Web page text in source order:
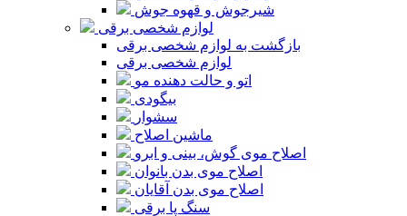
شیرجوش و قهوه جوش
لوازم شخصی برقی
بازگشت به لوازم شخصی برقی
لوازم شخصی برقی
اتو و حالت دهنده مو
بیگودی
سشوار
ماشین اصلاح
اصلاح موی گوش، بینی و ابرو
اصلاح موی بدن بانوان
اصلاح موی بدن آقایان
سنگ پا برقی